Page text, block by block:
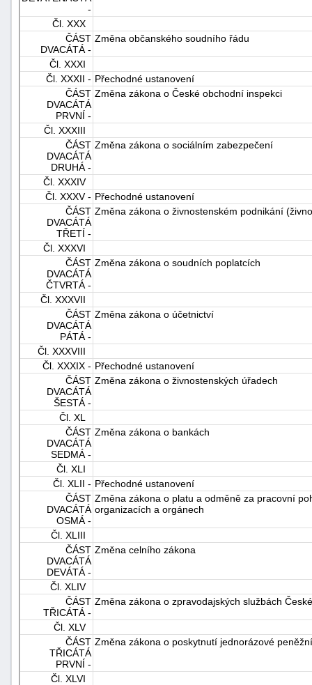
-
Čl. XXX
ČÁST
DVACÁTÁ -
Změna občanského soudního řádu
Čl. XXXI
Čl. XXXII - Přechodné ustanovení
ČÁST
DVACÁTÁ
PRVNÍ -
Změna zákona o České obchodní inspekci
Čl. XXXIII
ČÁST
DVACÁTÁ
DRUHÁ -
Změna zákona o sociálním zabezpečení
Čl. XXXIV
Čl. XXXV - Přechodné ustanovení
ČÁST
DVACÁTÁ
TŘETÍ -
Změna zákona o živnostenském podnikání
Čl. XXXVI
ČÁST
DVACÁTÁ
ČTVRTÁ -
Změna zákona o soudních poplatcích
Čl. XXXVII
ČÁST
DVACÁTÁ
PÁTÁ -
Změna zákona o účetnictví
Čl. XXXVIII
Čl. XXXIX - Přechodné ustanovení
ČÁST
DVACÁTÁ
ŠESTÁ -
Změna zákona o živnostenských úřadech
Čl. XL
ČÁST
DVACÁTÁ
SEDMÁ -
Změna zákona o bankách
Čl. XLI
Čl. XLII - Přechodné ustanovení
ČÁST
DVACÁTÁ
OSMÁ -
Změna zákona o platu a odměně za pracovní
organizacích a orgánech
Čl. XLIII
ČÁST
DVACÁTÁ
DEVÁTÁ -
Změna celního zákona
Čl. XLIV
ČÁST
TŘICÁTÁ -
Změna zákona o zpravodajských službách
Čl. XLV
ČÁST
TŘICÁTÁ
PRVNÍ -
Změna zákona o poskytnutí jednorázové
Čl. XLVI